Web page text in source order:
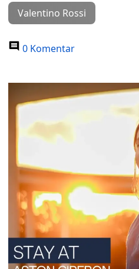
Valentino Rossi
0 Komentar